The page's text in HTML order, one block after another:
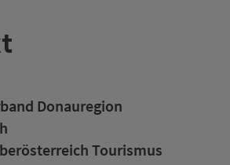
Donauregion
Tourismus